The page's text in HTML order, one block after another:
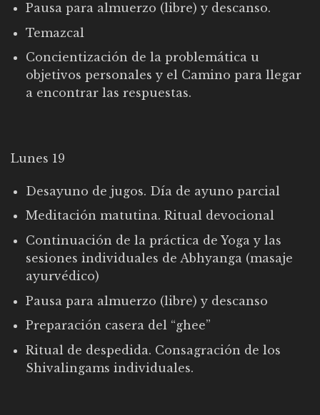
Pausa para almuerzo (libre) y descanso.
Temazcal
Concientización de la problemática u
objetivos personales y el Camino para llegar
a encontrar las respuestas.
Lunes 19
Desayuno de jugos. Día de ayuno parcial
Meditación matutina. Ritual devocional
Continuación de la práctica de Yoga y las
sesiones individuales de Abhyanga (masaje
ayurvédico)
Pausa para almuerzo (libre) y descanso
Preparación casera del “ghee”
Ritual de despedida. Consagración de los
Shivalingams individuales.